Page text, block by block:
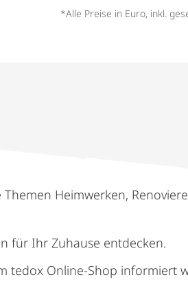
*Alle Preise in Euro, inkl.
Heimwerken,
für Ihr Zuhause entdecken.
tedox Online-Shop informiert